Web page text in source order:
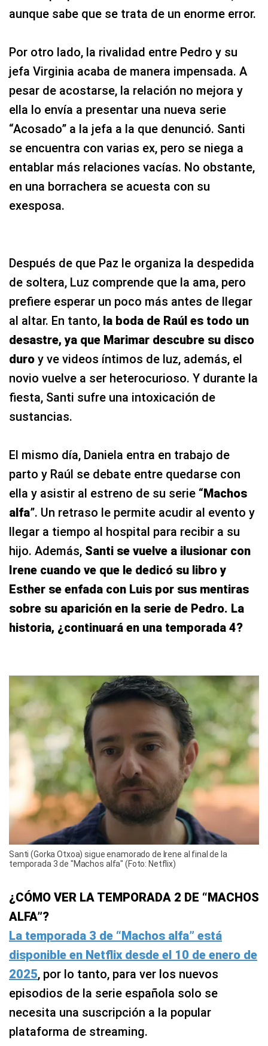
aunque sabe que se trata de un enorme error.
Por otro lado, la rivalidad entre Pedro y su
jefa Virginia acaba de manera impensada. A
pesar de acostarse, la relación no mejora y
ella lo envía a presentar una nueva serie
“Acosado” a la jefa a la que denunció. Santi
se encuentra con varias ex, pero se niega a
entablar más relaciones vacías. No obstante,
en una borrachera se acuesta con su
exesposa.
Después de que Paz le organiza la despedida
de soltera, Luz comprende que la ama, pero
prefiere esperar un poco más antes de llegar
al altar. En tanto, la boda de Raúl es todo un
desastre, ya que Marimar descubre su disco
duro y ve videos íntimos de luz, además, el
novio vuelve a ser heterocurioso. Y durante la
fiesta, Santi sufre una intoxicación de
sustancias.
El mismo día, Daniela entra en trabajo de
parto y Raúl se debate entre quedarse con
ella y asistir al estreno de su serie “Machos
alfa”. Un retraso le permite acudir al evento y
llegar a tiempo al hospital para recibir a su
hijo. Además, Santi se vuelve a ilusionar con
Irene cuando ve que le dedicó su libro y
Esther se enfada con Luis por sus mentiras
sobre su aparición en la serie de Pedro. La
historia, ¿continuará en una temporada 4?
Santi (Gorka Otxoa) sigue enamorado de Irene al final de la
temporada 3 de "Machos alfa" (Foto: Netflix)
¿CÓMO VER LA TEMPORADA 2 DE “MACHOS
ALFA”?
La temporada 3 de “Machos alfa” está
disponible en Netflix desde el 10 de enero de
2025, por lo tanto, para ver los nuevos
episodios de la serie española solo se
necesita una suscripción a la popular
plataforma de streaming.